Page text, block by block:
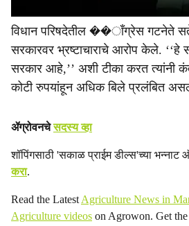
विधान परिषदेतील ��ाँग्रेस गटनेते
सरकारवर भ्रष्टाचाराचे आरोप केले.
सरकार आहे,’’ अशी टीका करत त्यांनी
कोटी रुपयांहून अधिक बिले प्रलंबित
ॲग्रोवनचेसदस्य व्हा
शॉपिंगसाठी 'सकाळ प्राईम डील्स'च्या भन्नाट
करा.
Read the Latest Agriculture News in
Agriculture videos on Agrowon. Get